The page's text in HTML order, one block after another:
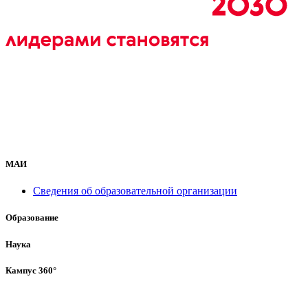
МАИ
Сведения об образовательной организации
Образование
Наука
Кампус 360°